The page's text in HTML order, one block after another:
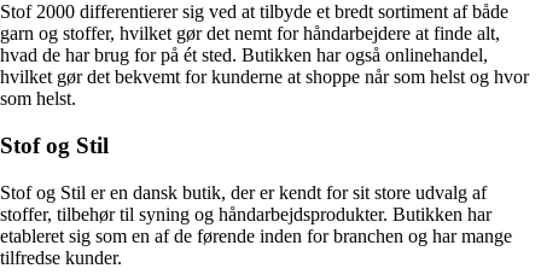
Stof 2000 differentierer sig ved at tilbyde et bredt sortiment af både
garn og stoffer, hvilket gør det nemt for håndarbejdere at finde alt,
hvad de har brug for på ét sted. Butikken har også onlinehandel,
hvilket gør det bekvemt for kunderne at shoppe når som helst og hvor
som helst.
Stof og Stil
Stof og Stil er en dansk butik, der er kendt for sit store udvalg af
stoffer, tilbehør til syning og håndarbejdsprodukter. Butikken har
etableret sig som en af de førende inden for branchen og har mange
tilfredse kunder.